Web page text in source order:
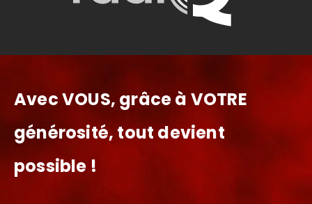
Avec VOUS, grâce à VOTRE
générosité, tout devient
possible !